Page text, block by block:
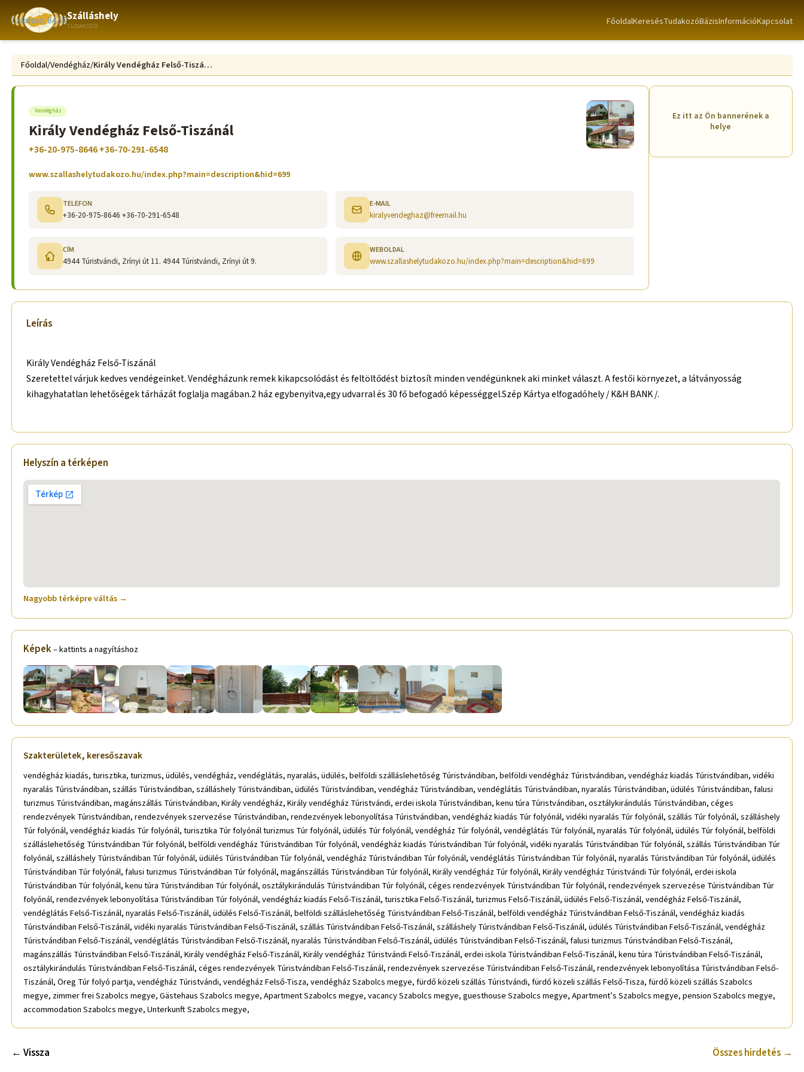
Szálláshely
TUDAKOZÓ FőoldalKeresésTudakozóBázisInformációKapcsolat
Főoldal/Vendégház/ Király Vendégház Felső-Tiszánál
Vendégház
Király Vendégház Felső-Tiszánál
+36-20-975-8646 +36-70-291-6548
www.szallashelytudakozo.hu/index.php?main=description&hid=699
TELEFON
+36-20-975-8646 +36-70-291-6548
E-MAIL
kiralyvendeghaz@freemail.hu
CÍM
4944 Túristvándi, Zrínyi út 11. 4944 Túristvándi, Zrínyi út 9.
WEBOLDAL
www.szallashelytudakozo.hu/index.php?main=description&hid=699
Ez itt az Ön bannerének a
helye
Leírás
Király Vendégház Felső-Tiszánál
Szeretettel várjuk kedves vendégeinket. Vendégházunk remek kikapcsolódást és feltöltődést biztosít minden vendégünknek aki minket választ. A festői környezet, a látványosság
kihagyhatatlan lehetőségek tárházát foglalja magában.2 ház egybenyitva,egy udvarral és 30 fő befogadó képességgel.Szép Kártya elfogadóhely / K&H BANK /.
Helyszín a térképen
Nagyobb térképre váltás →
Képek– kattints a nagyításhoz
Szakterületek, keresőszavak
vendégház kiadás, turisztika, turizmus, üdülés, vendégház, vendéglátás, nyaralás, üdülés, belföldi szálláslehetőség Túristvándiban, belföldi vendégház Túristvándiban, vendégház kiadás Túristvándiban, vidéki
nyaralás Túristvándiban, szállás Túristvándiban, szálláshely Túristvándiban, üdülés Túristvándiban, vendégház Túristvándiban, vendéglátás Túristvándiban, nyaralás Túristvándiban, üdülés Túristvándiban, falusi
turizmus Túristvándiban, magánszállás Túristvándiban, Király vendégház, Király vendégház Túristvándi, erdei iskola Túristvándiban, kenu túra Túristvándiban, osztálykirándulás Túristvándiban, céges
rendezvények Túristvándiban, rendezvények szervezése Túristvándiban, rendezvények lebonyolítása Túristvándiban, vendégház kiadás Túr folyónál, vidéki nyaralás Túr folyónál, szállás Túr folyónál, szálláshely
Túr folyónál, vendégház kiadás Túr folyónál, turisztika Túr folyónál turizmus Túr folyónál, üdülés Túr folyónál, vendégház Túr folyónál, vendéglátás Túr folyónál, nyaralás Túr folyónál, üdülés Túr folyónál, belföldi
szálláslehetőség Túristvándiban Túr folyónál, belföldi vendégház Túristvándiban Túr folyónál, vendégház kiadás Túristvándiban Túr folyónál, vidéki nyaralás Túristvándiban Túr folyónál, szállás Túristvándiban Túr
folyónál, szálláshely Túristvándiban Túr folyónál, üdülés Túristvándiban Túr folyónál, vendégház Túristvándiban Túr folyónál, vendéglátás Túristvándiban Túr folyónál, nyaralás Túristvándiban Túr folyónál, üdülés
Túristvándiban Túr folyónál, falusi turizmus Túristvándiban Túr folyónál, magánszállás Túristvándiban Túr folyónál, Király vendégház Túr folyónál, Király vendégház Túristvándi Túr folyónál, erdei iskola
Túristvándiban Túr folyónál, kenu túra Túristvándiban Túr folyónál, osztálykirándulás Túristvándiban Túr folyónál, céges rendezvények Túristvándiban Túr folyónál, rendezvények szervezése Túristvándiban Túr
folyónál, rendezvények lebonyolítása Túristvándiban Túr folyónál, vendégház kiadás Felső-Tiszánál, turisztika Felső-Tiszánál, turizmus Felső-Tiszánál, üdülés Felső-Tiszánál, vendégház Felső-Tiszánál,
vendéglátás Felső-Tiszánál, nyaralás Felső-Tiszánál, üdülés Felső-Tiszánál, belföldi szálláslehetőség Túristvándiban Felső-Tiszánál, belföldi vendégház Túristvándiban Felső-Tiszánál, vendégház kiadás
Túristvándiban Felső-Tiszánál, vidéki nyaralás Túristvándiban Felső-Tiszánál, szállás Túristvándiban Felső-Tiszánál, szálláshely Túristvándiban Felső-Tiszánál, üdülés Túristvándiban Felső-Tiszánál, vendégház
Túristvándiban Felső-Tiszánál, vendéglátás Túristvándiban Felső-Tiszánál, nyaralás Túristvándiban Felső-Tiszánál, üdülés Túristvándiban Felső-Tiszánál, falusi turizmus Túristvándiban Felső-Tiszánál,
magánszállás Túristvándiban Felső-Tiszánál, Király vendégház Felső-Tiszánál, Király vendégház Túristvándi Felső-Tiszánál, erdei iskola Túristvándiban Felső-Tiszánál, kenu túra Túristvándiban Felső-Tiszánál,
osztálykirándulás Túristvándiban Felső-Tiszánál, céges rendezvények Túristvándiban Felső-Tiszánál, rendezvények szervezése Túristvándiban Felső-Tiszánál, rendezvények lebonyolítása Túristvándiban Felső-
Tiszánál, Öreg Túr folyó partja, vendégház Túristvándi, vendégház Felső-Tisza, vendégház Szabolcs megye, fürdő közeli szállás Túristvándi, fürdő közeli szállás Felső-Tisza, fürdő közeli szállás Szabolcs
megye, zimmer frei Szabolcs megye, Gästehaus Szabolcs megye, Apartment Szabolcs megye, vacancy Szabolcs megye, guesthouse Szabolcs megye, Apartment’s Szabolcs megye, pension Szabolcs megye,
accommodation Szabolcs megye, Unterkunft Szabolcs megye,
← Vissza Összes hirdetés →